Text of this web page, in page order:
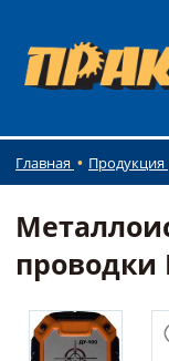
Главная Продукция